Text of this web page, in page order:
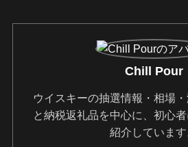
Chill Pour
ウイスキーの抽選情報・相場
と納税返礼品を中心に、初心
紹介しています